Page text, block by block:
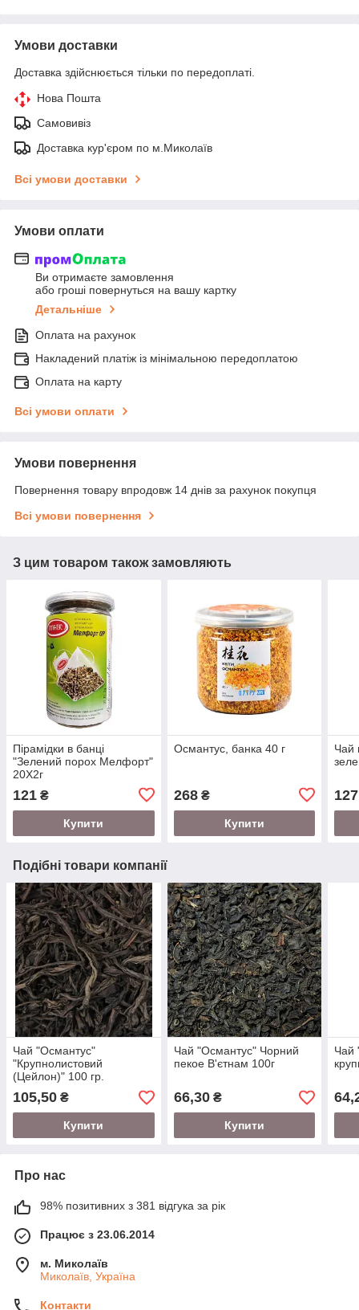
Умови доставки
Доставка здійснюється тільки по передоплаті.
Нова Пошта
Самовивіз
Доставка кур'єром по м.Миколаїв
Всі умови доставки
Умови оплати
Ви отримаєте замовлення
або гроші повернуться на вашу картку
Детальніше
Оплата на рахунок
Накладений платіж із мінімальною передоплатою
Оплата на карту
Всі умови оплати
Умови повернення
Повернення товару впродовж 14 днів за рахунок покупця
Всі умови повернення
З цим товаром також замовляють
Пірамідки в банці
"Зелений порох Мелфорт"
20Х2г
121 ₴
Купити
Османтус, банка 40 г
268₴
Купити
Чай
127
Подібні товари компанії
Чай "Османтус"
"Крупнолистовий
(Цейлон)" 100 гр.
105,50 ₴
Купити
Чай "Османтус" Чорний
пекое В'єтнам 100г
66,30₴
Купити
Чай
Про нас
98% позитивних з 381 відгука за рік
Працює з 23.06.2014
м. Миколаїв
Миколаїв, Україна
Контакти